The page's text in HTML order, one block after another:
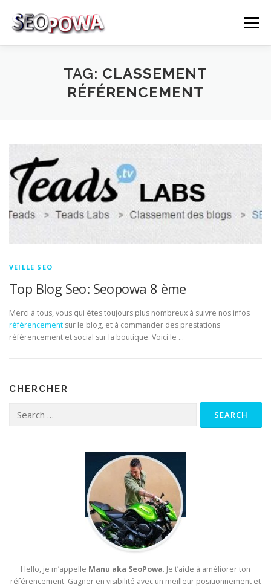
Menu
RÉFÉRENCEMENT MARKETING
TAG: CLASSEMENT
RÉFÉRENCEMENT
VEILLE SEO
Top Blog Seo: Seopowa 8 ème
Merci à tous, vous qui êtes toujours plus nombreux à suivre nos infos
référencement sur le blog, et à commander des prestations
référencement et social sur la boutique. Voici le …
CHERCHER
Hello, je m’appelle Manu aka SeoPowa. Je t’aide à améliorer ton
référencement. Gagner en visibilité avec un meilleur positionnement et